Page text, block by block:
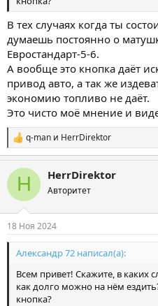
В тех случаях когда ты
думаешь постоянно о
Евростандарт-5-6.
А вообще это кнопка даёт
привод авто, а так же
экономию топливо не даёт.
Это чисто моё мнение и
С
и
п
т
:
q-man и HerrDirektor
H HerrDirektor
Авторитет
18 Ноя 2024
Александр 72 написал(а):
Всем привет! Скажите, в каких
как долго можно на нём
кнопка?